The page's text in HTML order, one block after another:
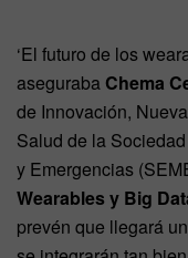
‘El futuro de los
aseguraba Chema
de Innovación,
Salud de la
y Emergencias
Wearables y Big
prevén que llegará